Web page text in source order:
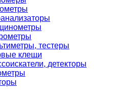
тестеры
клещи
детекторы